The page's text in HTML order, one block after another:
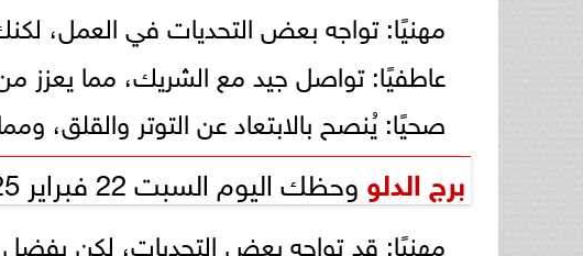
مهنيًا: تواجه بعض التحديات في العمل،
عاطفيًا: تواصل جيد مع الشريك، مما يعزز من
صحيًا: يُنصح بالابتعاد عن التوتر والقلق،
برج الدلو وحظك اليوم السبت 22 فبراير 2025
مهنيًا: قد تواجه بعض التحديات، لكن